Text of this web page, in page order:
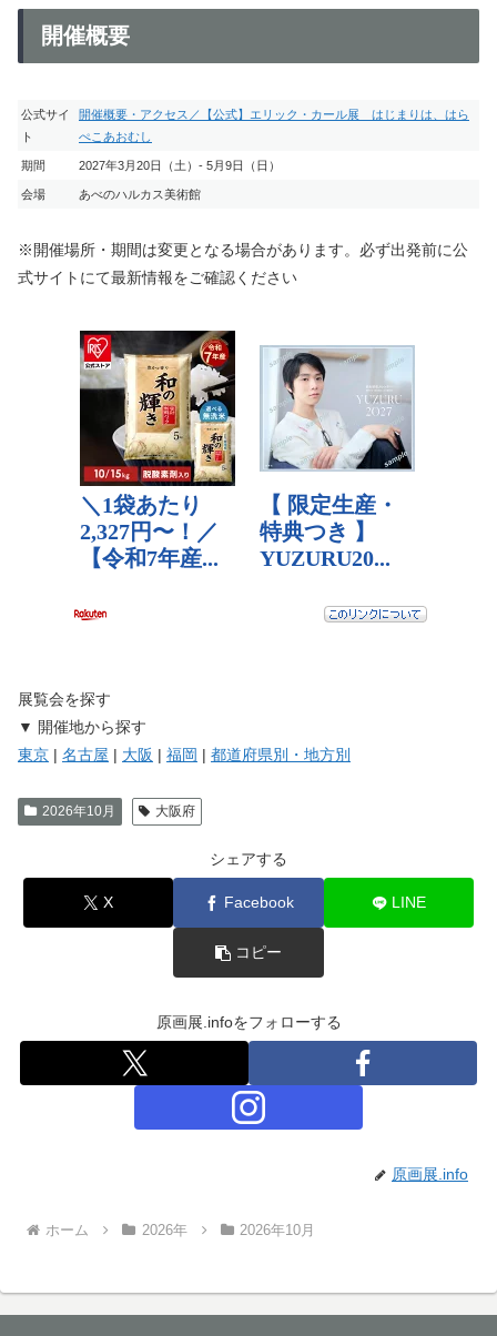
開催概要
公式サイ
ト
開催概要・アクセス／【公式】エリック・カール展 はじまりは、はら
ぺこあおむし
期間 2027年3月20日（土）- 5月9日（日）
会場 あべのハルカス美術館
※開催場所・期間は変更となる場合があります。必ず出発前に公
式サイトにて最新情報をご確認ください
展覧会を探す
▼ 開催地から探す
東京 | 名古屋 | 大阪 | 福岡 | 都道府県別・地方別
2026年10月 大阪府
シェアする
X Facebook LINE
コピー
原画展.infoをフォローする
原画展.info
ホーム 2026年 2026年10月